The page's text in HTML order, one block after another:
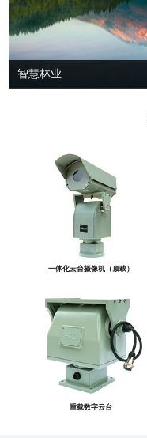
智慧林业
一体化云台摄像机（顶载）
重载数字云台